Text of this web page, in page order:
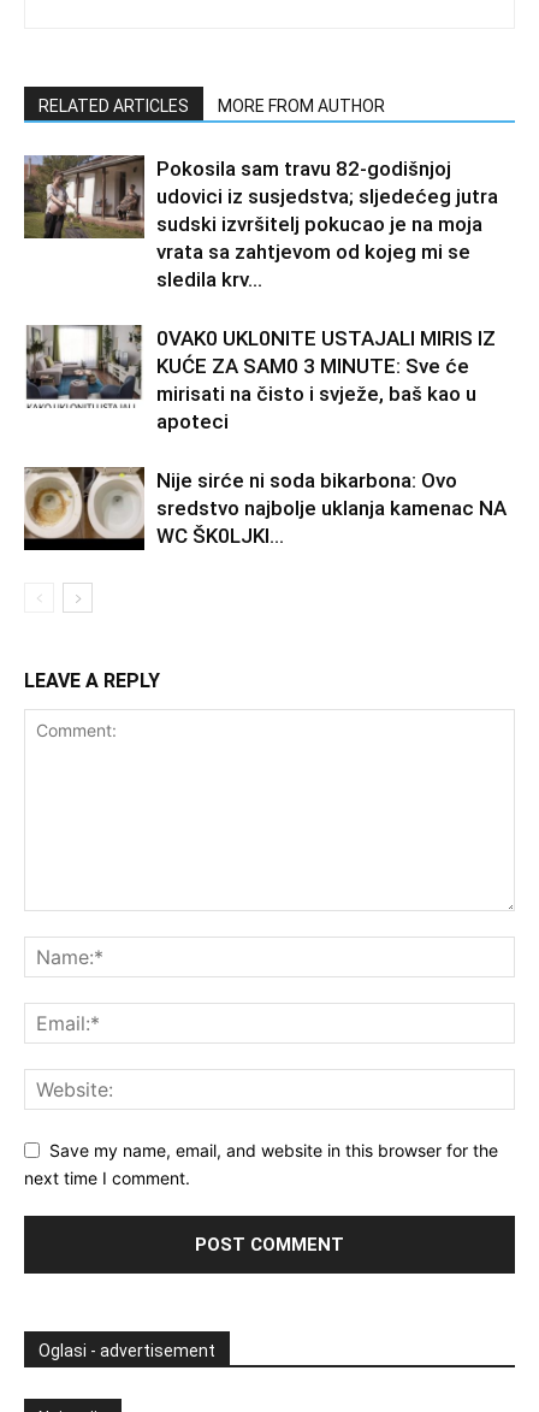
RELATED ARTICLES MORE FROM AUTHOR
Pokosila sam travu 82-godišnjoj
udovici iz susjedstva; sljedećeg jutra
sudski izvršitelj pokucao je na moja
vrata sa zahtjevom od kojeg mi se
sledila krv...
0VAK0 UKL0NlTE USTAJALl MIRIS IZ
KUĆE ZA SAM0 3 MINUTE: Sve će
mirisati na čisto i svježe, baš kao u
apoteci
Nije sirće ni soda bikarbona: Ovo
sredstvo najbolje uklanja kamenac NA
WC ŠK0LJKl…
LEAVE A REPLY
Save my name, email, and website in this browser for the
next time I comment.
Oglasi - advertisement